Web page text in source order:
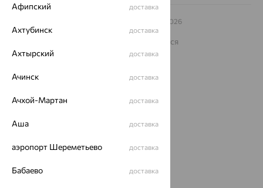
– 2026
Архив акций
Карта сайта
На информационном ресурсе применяются
рекомендательные технологии
Политика конфеденциальности
Разработка сайта —
Афипский доставка
Ахтубинск доставка
Ахтырский доставка
Ачинск доставка
Ачхой-Мартан доставка
Аша доставка
аэропорт Шереметьево доставка
Бабаево доставка